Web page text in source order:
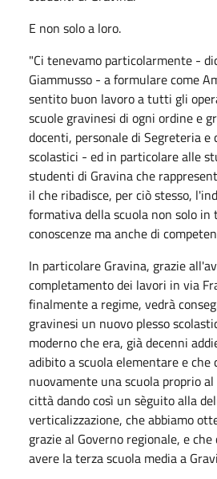
E non solo a loro.
"Ci tenevamo particolarmente -
Giammusso - a formulare come
sentito buon lavoro a tutti gli
scuole gravinesi di ogni ordine e
docenti, personale di Segreteria e
scolastici - ed in particolare alle
studenti di Gravina che
il che ribadisce, per ciò stesso,
formativa della scuola non solo in
conoscenze ma anche di
In particolare Gravina, grazie
completamento dei lavori in via
finalmente a regime, vedrà
gravinesi un nuovo plesso
moderno che era, già decenni
adibito a scuola elementare e
nuovamente una scuola proprio
città dando così un sèguito alla
verticalizzazione, che abbiamo
grazie al Governo regionale, e
avere la terza scuola media a